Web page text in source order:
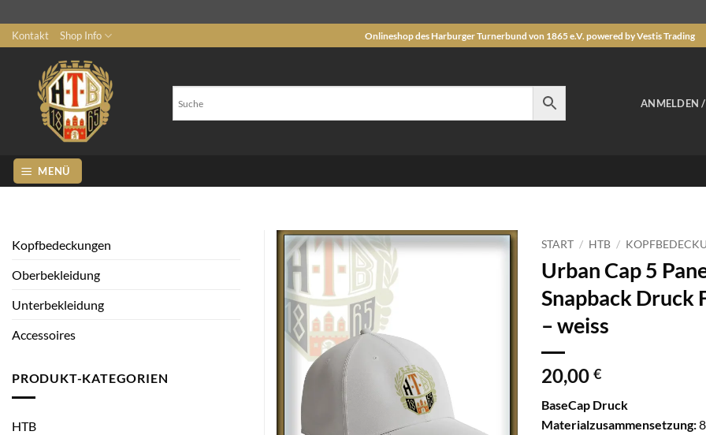
Zum
Inhalt
springen
Kontakt Shop Info Onlineshop des Harburger Turnerbund von 1865 e.V. powered by Vestis Trading
ANMELDEN
MENÜ
START / HTB /
Urban Cap 5
Snapback Druck
– weiss
20,00 €
BaseCap Druck
Materialzusammensetzung:
Kopfbedeckungen
Oberbekleidung
Unterbekleidung
Accessoires
PRODUKT-KATEGORIEN
HTB